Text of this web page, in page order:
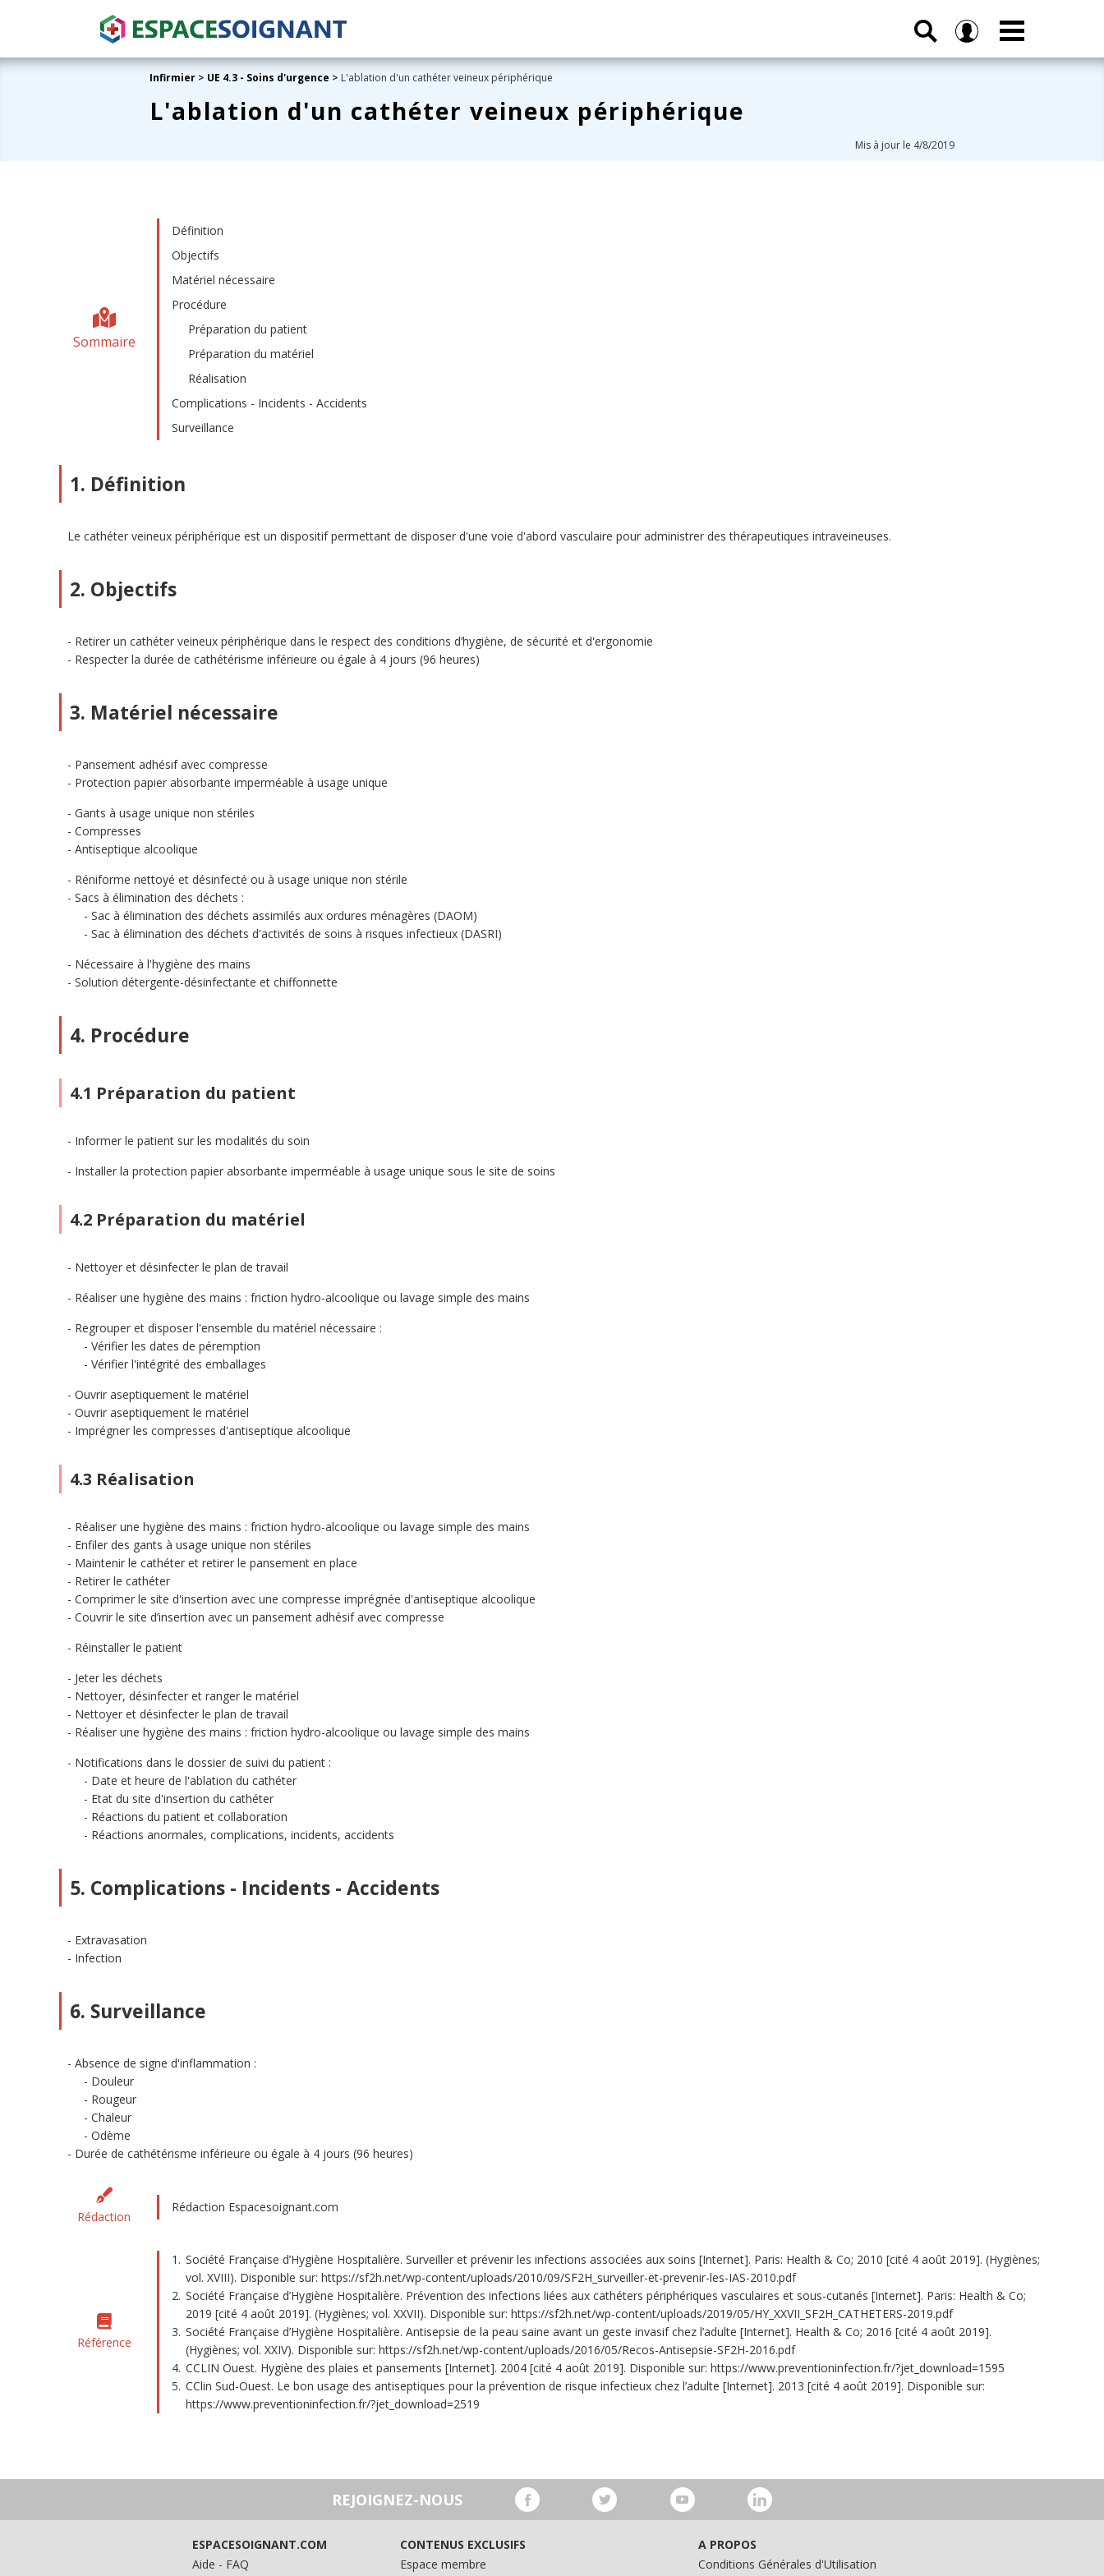
Infirmier > UE 4.3 - Soins d'urgence > L'ablation d'un cathéter veineux périphérique
L'ablation d'un cathéter veineux périphérique
Mis à jour le 4/8/2019
Sommaire
Définition
Objectifs
Matériel nécessaire
Procédure
Préparation du patient
Préparation du matériel
Réalisation
Complications - Incidents - Accidents
Surveillance
1. Définition
Le cathéter veineux périphérique est un dispositif permettant de disposer d'une voie d'abord vasculaire pour administrer des thérapeutiques intraveineuses.
2. Objectifs
Retirer un cathéter veineux périphérique dans le respect des conditions d’hygiène, de sécurité et d'ergonomie
Respecter la durée de cathétérisme inférieure ou égale à 4 jours (96 heures)
3. Matériel nécessaire
Pansement adhésif avec compresse
Protection papier absorbante imperméable à usage unique
Gants à usage unique non stériles
Compresses
Antiseptique alcoolique
Réniforme nettoyé et désinfecté ou à usage unique non stérile
Sacs à élimination des déchets :
Sac à élimination des déchets assimilés aux ordures ménagères (DAOM)
Sac à élimination des déchets d'activités de soins à risques infectieux (DASRI)
Nécessaire à l'hygiène des mains
Solution détergente-désinfectante et chiffonnette
4. Procédure
4.1 Préparation du patient
Informer le patient sur les modalités du soin
Installer la protection papier absorbante imperméable à usage unique sous le site de soins
4.2 Préparation du matériel
Nettoyer et désinfecter le plan de travail
Réaliser une hygiène des mains : friction hydro-alcoolique ou lavage simple des mains
Regrouper et disposer l'ensemble du matériel nécessaire :
Vérifier les dates de péremption
Vérifier l'intégrité des emballages
Ouvrir aseptiquement le matériel
Ouvrir aseptiquement le matériel
Imprégner les compresses d'antiseptique alcoolique
4.3 Réalisation
Réaliser une hygiène des mains : friction hydro-alcoolique ou lavage simple des mains
Enfiler des gants à usage unique non stériles
Maintenir le cathéter et retirer le pansement en place
Retirer le cathéter
Comprimer le site d'insertion avec une compresse imprégnée d'antiseptique alcoolique
Couvrir le site d’insertion avec un pansement adhésif avec compresse
Réinstaller le patient
Jeter les déchets
Nettoyer, désinfecter et ranger le matériel
Nettoyer et désinfecter le plan de travail
Réaliser une hygiène des mains : friction hydro-alcoolique ou lavage simple des mains
Notifications dans le dossier de suivi du patient :
Date et heure de l'ablation du cathéter
Etat du site d'insertion du cathéter
Réactions du patient et collaboration
Réactions anormales, complications, incidents, accidents
5. Complications - Incidents - Accidents
Extravasation
Infection
6. Surveillance
Absence de signe d'inflammation :
Douleur
Rougeur
Chaleur
Odème
Durée de cathétérisme inférieure ou égale à 4 jours (96 heures)
Rédaction
Rédaction Espacesoignant.com
Référence
Société Française d’Hygiène Hospitalière. Surveiller et prévenir les infections associées aux soins [Internet]. Paris: Health & Co; 2010 [cité 4 août 2019]. (Hygiènes;
vol. XVIII). Disponible sur: https://sf2h.net/wp-content/uploads/2010/09/SF2H_surveiller-et-prevenir-les-IAS-2010.pdf
Société Française d’Hygiène Hospitalière. Prévention des infections liées aux cathéters périphériques vasculaires et sous-cutanés [Internet]. Paris: Health & Co;
2019 [cité 4 août 2019]. (Hygiènes; vol. XXVII). Disponible sur: https://sf2h.net/wp-content/uploads/2019/05/HY_XXVII_SF2H_CATHETERS-2019.pdf
Société Française d’Hygiène Hospitalière. Antisepsie de la peau saine avant un geste invasif chez l’adulte [Internet]. Health & Co; 2016 [cité 4 août 2019].
(Hygiènes; vol. XXIV). Disponible sur: https://sf2h.net/wp-content/uploads/2016/05/Recos-Antisepsie-SF2H-2016.pdf
CCLIN Ouest. Hygiène des plaies et pansements [Internet]. 2004 [cité 4 août 2019]. Disponible sur: https://www.preventioninfection.fr/?jet_download=1595
CClin Sud-Ouest. Le bon usage des antiseptiques pour la prévention de risque infectieux chez l’adulte [Internet]. 2013 [cité 4 août 2019]. Disponible sur:
https://www.preventioninfection.fr/?jet_download=2519
REJOIGNEZ-NOUS
ESPACESOIGNANT.COM
Aide - FAQ
CONTENUS EXCLUSIFS
Espace membre
A PROPOS
Conditions Générales d'Utilisation